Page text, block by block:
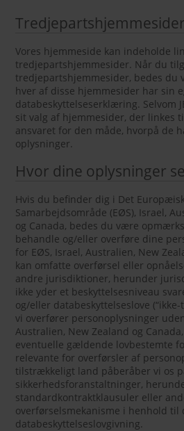
Tredjepartshjemmesider
Vores hjemmeside kan indeholde
tredjepartshjemmesider. Når du
tredjepartshjemmesider, bedes du
hver af disse hjemmesider har sin
databeskyttelseserklæring. Selvom
sit valg af hjemmesider, der linkes
ansvaret for den måde, hvorpå de
oplysninger.
Hvor dine oplysninger
Hvis du befinder dig i Det
Samarbejdsområde (EØS), Israel,
og Canada, bedes du være
behandle og/eller overføre dine
for EØS, Israel, Australien, New
kan omfatte overførsel eller
andre jurisdiktioner, herunder
ikke yder et beskyttelsesniveau
og/eller databeskyttelseslove
vi overfører personoplysninger
Australien, New Zealand og
eventuelle gældende lovbestemte
relevante for overførsler af
tilstrækkeligt land påberåber vi os
sikkerhedsforanstaltninger,
standardkontraktklausuler eller
overførselsmekanisme i henhold
databeskyttelseslovgivning.